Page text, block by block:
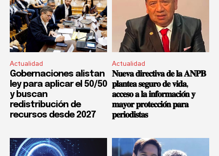
Actualidad
Gobernaciones alistan
ley para aplicar el 50/50
y buscan
redistribución de
recursos desde 2027
Actualidad
𝐍𝐮𝐞𝐯𝐚 𝐝𝐢𝐫𝐞𝐜𝐭𝐢𝐯𝐚 𝐝𝐞 𝐥𝐚 𝐀𝐍𝐏𝐁
𝐩𝐥𝐚𝐧𝐭𝐞𝐚 𝐬𝐞𝐠𝐮𝐫𝐨 𝐝𝐞 𝐯𝐢𝐝𝐚,
𝐚𝐜𝐜𝐞𝐬𝐨 𝐚 𝐥𝐚 𝐢𝐧𝐟𝐨𝐫𝐦𝐚𝐜𝐢𝐨́𝐧 𝐲
𝐦𝐚𝐲𝐨𝐫 𝐩𝐫𝐨𝐭𝐞𝐜𝐜𝐢𝐨́𝐧 𝐩𝐚𝐫𝐚
𝐩𝐞𝐫𝐢𝐨𝐝𝐢𝐬𝐭𝐚𝐬